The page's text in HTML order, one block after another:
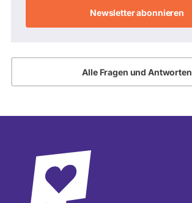
Alle Fragen und Antworten